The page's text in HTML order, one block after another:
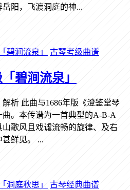
阳，飞渡洞庭的神...
古琴考级曲谱
碧涧流泉」
析 此曲与1686年版《澄鉴堂琴
。本传谱为一首典型的A-B-A
歌风且戏谑流畅的旋律、及右
鲜见。 ...
古琴经典曲谱